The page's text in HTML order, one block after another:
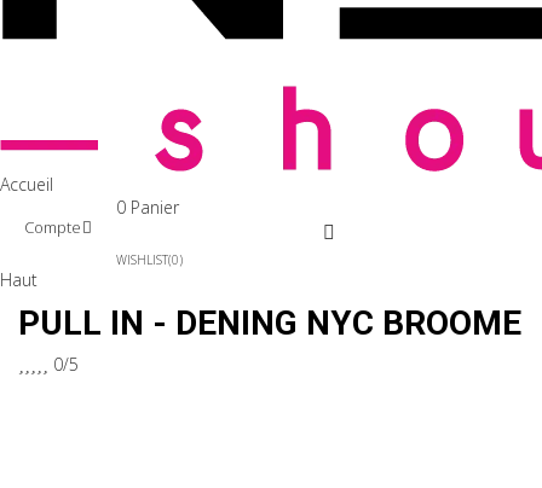
Accueil
Compte
0 Panier
WISHLIST 0
Haut
PULL IN - DENING NYC BROOME
0/5